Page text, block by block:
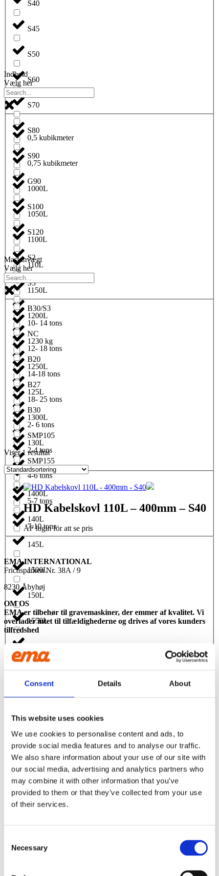
Consent Details About
This website uses cookies
We use cookies to personalise content and ads, to
provide social media features and to analyse our traffic.
We also share information about your use of our site with
our social media, advertising and analytics partners who
may combine it with other information that you’ve
provided to them or that they’ve collected from your use
of their services.
Selection
Necessary
S40
S45
S50
S60
S70
S80
S90
G90
S100
S120
S2
S3
B30/S3
NC
B20
B27
B30
SMP105
SMP155
Indhold
Vælg her
0,5 kubikmeter
0,75 kubikmeter
1000L
1050L
1100L
110L
1150L
1200L
1230 kg
1250L
125L
1300L
130L
1350L
1400L
140L
145L
1500L
150L
1550L
160L
165L
1700L
1750L
190L
Maskinvægt
Vælg her
10- 14 tons
12- 18 tons
14-18 tons
18- 25 tons
2- 6 tons
2-4 tons
4-6 tons
5-7 tons
7-10 tons
Viser 1 resultat
HD Kabelskovl 110L – 400mm – S40
ÅF login för att se pris
EMA INTERNATIONAL
Frichsparken Nr. 38A / 9
8230 Åbyhøj
OM OS
EMA er tilbehør til gravemaskiner, der emmer af kvalitet. Vi
overlader intet til tilfældighederne og drives af vores kunders
tilfredshed
CONTACT US
Phone: +45 81 77 02 50
E-mail: salesint@cegroup.no
Politikker
STOLT MEDLEM AF
FØLG OS:
Facebook Instagram
Produktsortiment
GRAVEMASKINE